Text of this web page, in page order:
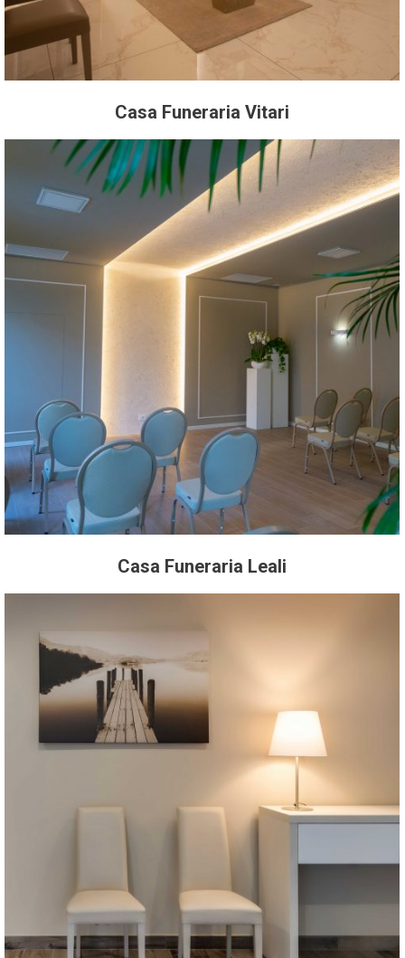
Casa Funeraria Vitari
Casa Funeraria Leali